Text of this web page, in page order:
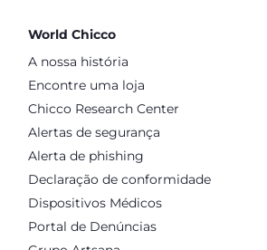
World Chicco
A nossa história
Encontre uma loja
Chicco Research Center
Alertas de segurança
Alerta de phishing
Declaração de conformidade
Dispositivos Médicos
Portal de Denúncias